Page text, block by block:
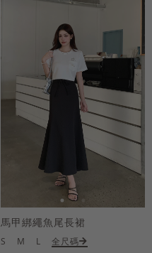
馬甲綁繩魚尾長裙
S M L 全尺碼